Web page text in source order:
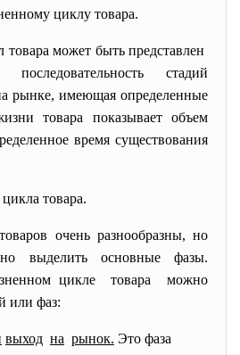
циклу товара.
может быть представлен
стадий
рынке, имеющая определенные
товара показывает объем
время существования
товара.
очень разнообразны, но
выделить основные фазы.
цикле товара можно
или фаз:
выход на рынок. Это фаза